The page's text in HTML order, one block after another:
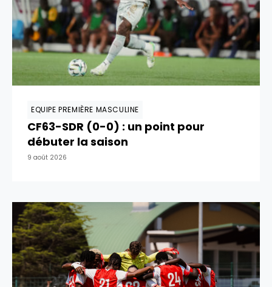
EQUIPE PREMIÈRE MASCULINE
CF63-SDR (0-0) : un point pour
débuter la saison
9 août 2026